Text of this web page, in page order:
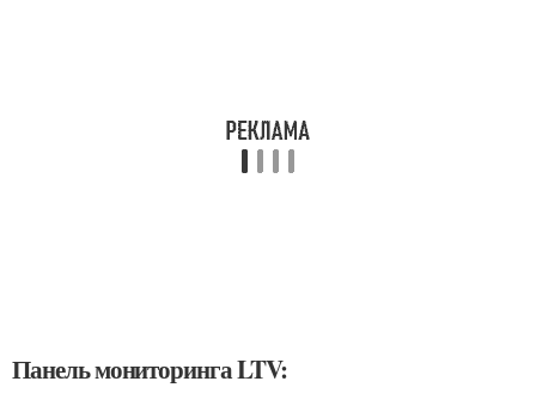
Панель мониторинга LTV: